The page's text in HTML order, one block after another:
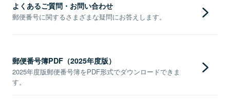
よくあるご質問・お問い合わせ
郵便番号に関するさまざまな疑問にお答えします。
郵便番号簿PDF（2025年度版）
2025年度版郵便番号簿をPDF形式でダウンロードできま
す。